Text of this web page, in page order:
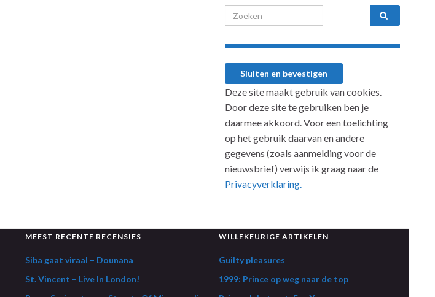
Search for:
Deze site maakt gebruik van cookies.
Door deze site te gebruiken ben je
daarmee akkoord. Voor een toelichting
op het gebruik daarvan en andere
gegevens (zoals aanmelding voor de
nieuwsbrief) verwijs ik graag naar de
Privacyverklaring.
MEEST RECENTE RECENSIES
Siba gaat viraal – Dounana
St. Vincent – Live In London!
WILLEKEURIGE ARTIKELEN
Guilty pleasures
1999: Prince op weg naar de top